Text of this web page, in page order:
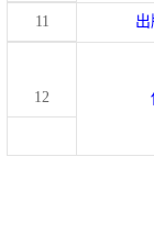
11
12